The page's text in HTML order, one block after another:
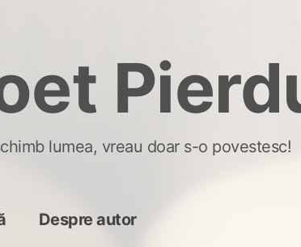
lumea, vreau doar s-o povestesc!
Despre autor